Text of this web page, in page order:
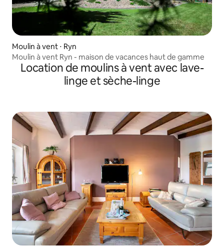
Moulin à vent ⋅ Ryn
Moulin à vent Ryn - maison de vacances haut de gamme
Location de moulins à vent avec lave-
linge et sèche-linge